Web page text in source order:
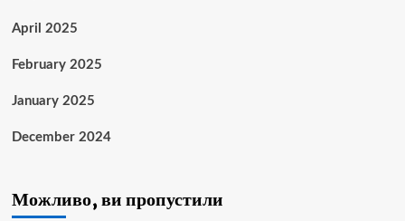
April 2025
February 2025
January 2025
December 2024
Можливо, ви пропустили